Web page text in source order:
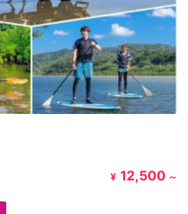
¥ 12,500 ～